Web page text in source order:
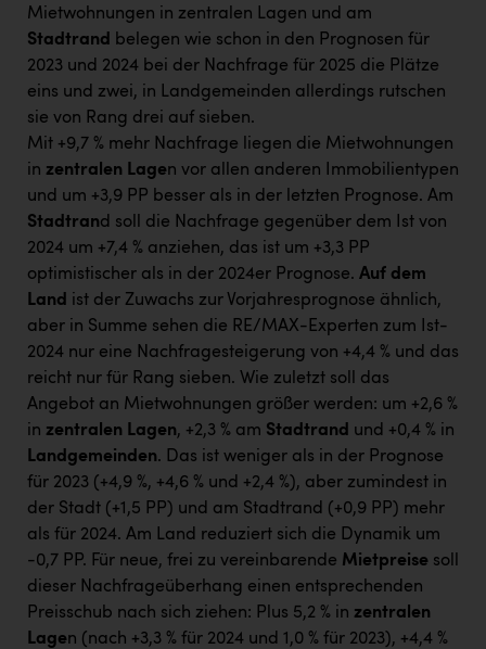
Mietwohnungen in zentralen Lagen und am
Stadtrand
belegen wie schon in den Prognosen für
2023 und 2024 bei der Nachfrage für 2025 die Plätze
eins und zwei, in Landgemeinden allerdings rutschen
sie von Rang drei auf sieben.
Mit +9,7 % mehr Nachfrage liegen die Mietwohnungen
in zentralen Lagen vor allen anderen Immobilientypen
und um +3,9 PP besser als in der letzten Prognose. Am
Stadtrand soll die Nachfrage gegenüber dem Ist von
2024 um +7,4 % anziehen, das ist um +3,3 PP
optimistischer als in der 2024er Prognose. Auf dem
Land ist der Zuwachs zur Vorjahresprognose ähnlich,
aber in Summe sehen die RE/MAX-Experten zum Ist-
2024 nur eine Nachfragesteigerung von +4,4 % und das
reicht nur für Rang sieben. Wie zuletzt soll das
Angebot an Mietwohnungen größer werden: um +2,6 %
in zentralen Lagen, +2,3 % am Stadtrand und +0,4 % in
Landgemeinden. Das ist weniger als in der Prognose
für 2023 (+4,9 %, +4,6 % und +2,4 %), aber zumindest in
der Stadt (+1,5 PP) und am Stadtrand (+0,9 PP) mehr
als für 2024. Am Land reduziert sich die Dynamik um
-0,7 PP. Für neue, frei zu vereinbarende Mietpreise soll
dieser Nachfrageüberhang einen entsprechenden
Preisschub nach sich ziehen: Plus 5,2 % in zentralen
Lagen (nach +3,3 % für 2024 und 1,0 % für 2023), +4,4 %